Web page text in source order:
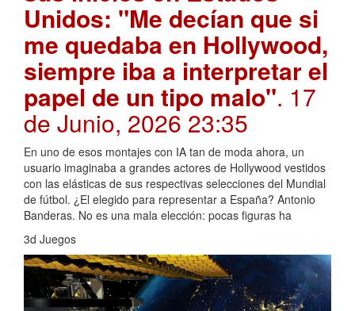
Unidos: "Me decían que si
me quedaba en Hollywood,
siempre iba a interpretar el
papel de un tipo malo". 17
de Junio, 2026 23:35
En uno de esos montajes con IA tan de moda ahora, un
usuario imaginaba a grandes actores de Hollywood vestidos
con las elásticas de sus respectivas selecciones del Mundial
de fútbol. ¿El elegido para representar a España? Antonio
Banderas. No es una mala elección: pocas figuras ha
3d Juegos